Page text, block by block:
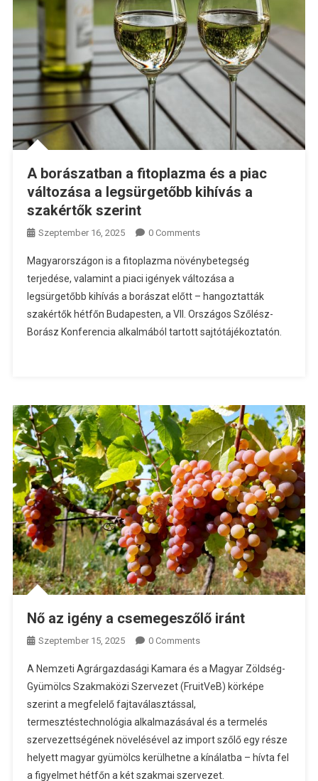
A borászatban a fitoplazma és a piac
változása a legsürgetőbb kihívás a
szakértők szerint
Szeptember 16, 2025 0 Comments
Magyarországon is a fitoplazma növénybetegség
terjedése, valamint a piaci igények változása a
legsürgetőbb kihívás a borászat előtt – hangoztatták
szakértők hétfőn Budapesten, a VII. Országos Szőlész-
Borász Konferencia alkalmából tartott sajtótájékoztatón.
Nő az igény a csemegeszőlő iránt
Szeptember 15, 2025 0 Comments
A Nemzeti Agrárgazdasági Kamara és a Magyar Zöldség-
Gyümölcs Szakmaközi Szervezet (FruitVeB) körképe
szerint a megfelelő fajtaválasztással,
termesztéstechnológia alkalmazásával és a termelés
szervezettségének növelésével az import szőlő egy része
helyett magyar gyümölcs kerülhetne a kínálatba – hívta fel
a figyelmet hétfőn a két szakmai szervezet.